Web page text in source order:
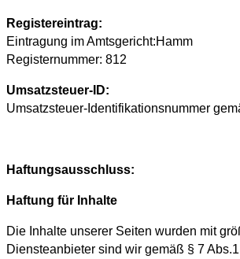
Registereintrag:
Eintragung im Amtsgericht:Hamm
Registernummer: 812
Umsatzsteuer-ID:
Umsatzsteuer-Identifikationsnummer
Haftungsausschluss:
Haftung für Inhalte
Die Inhalte unserer Seiten wurden mit
Diensteanbieter sind wir gemäß § 7